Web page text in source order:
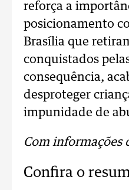
reforça a
posicionamento
Brasília que
conquistados
consequência,
desproteger
impunidade de
Com informações
Confira o